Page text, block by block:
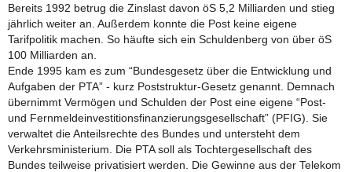
Bereits 1992 betrug die Zinslast davon öS 5,2 Milliarden und stieg
jährlich weiter an. Außerdem konnte die Post keine eigene
Tarifpolitik machen. So häufte sich ein Schuldenberg von über öS
100 Milliarden an.
Ende 1995 kam es zum “Bundesgesetz über die Entwicklung und
Aufgaben der PTA” - kurz Poststruktur-Gesetz genannt. Demnach
übernimmt Vermögen und Schulden der Post eine eigene “Post-
und Fernmeldeinvestitionsfinanzierungsgesellschaft” (PFIG). Sie
verwaltet die Anteilsrechte des Bundes und untersteht dem
Verkehrsministerium. Die PTA soll als Tochtergesellschaft des
Bundes teilweise privatisiert werden. Die Gewinne aus der Telekom